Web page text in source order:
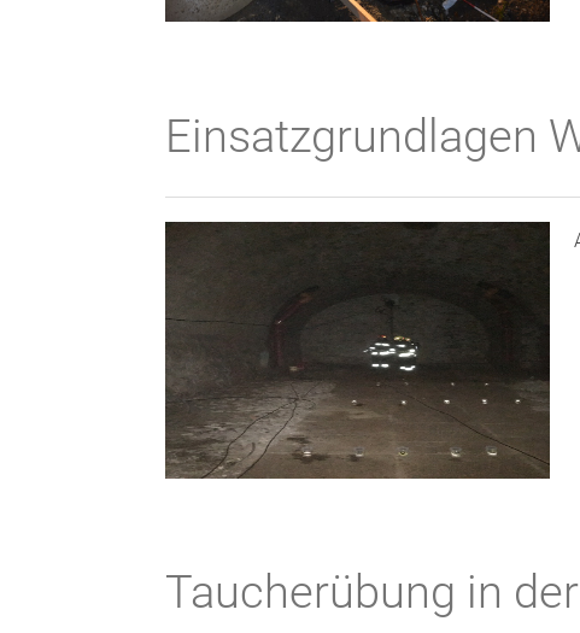
Einsatzgrundlagen
Taucherübung in